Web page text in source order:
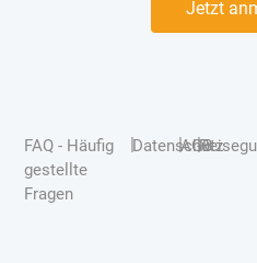
Jetzt
FAQ - Häufig
gestellte
Fragen
|Datenschutz
|AGB
|